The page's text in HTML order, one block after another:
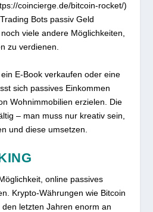
coincierge.de/bitcoin-rocket/)
Bots passiv Geld
viele andere Möglichkeiten,
zu verdienen.
E-Book verkaufen oder eine
sich passives Einkommen
Wohnimmobilien erzielen. Die
– man muss nur kreativ sein,
und diese umsetzen.
online passives
Krypto-Währungen wie Bitcoin
letzten Jahren enorm an